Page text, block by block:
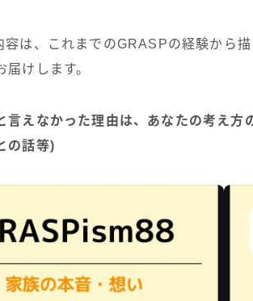
は、これまでのGRASPの経験から
届けします。
言えなかった理由は、あなたの考え
の話等)